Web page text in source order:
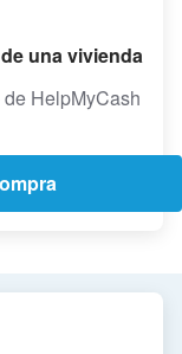
una vivienda
HelpMyCash